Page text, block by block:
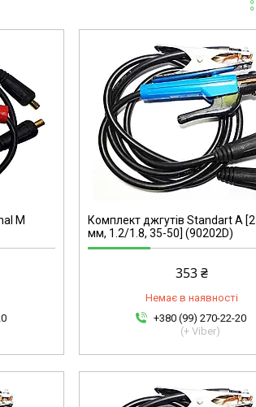
M
Комплект джгутів Standart A
мм, 1.2/1.8, 35-50] (90202D)
353 ₴
Немає в наявності
+380 (99) 270-22-20
(+ Viber)